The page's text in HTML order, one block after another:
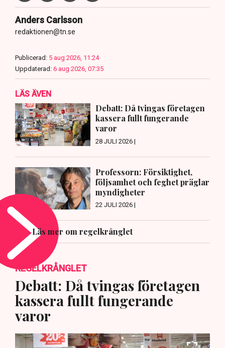
Anders Carlsson
redaktionen@tn.se
Publicerad: 5 aug 2026, 11:24
Uppdaterad: 6 aug 2026, 07:35
LÄS ÄVEN
Debatt: Då tvingas företagen
kassera fullt fungerande
varor
28 JULI 2026 |
Professorn: Försiktighet,
följsamhet och feghet präglar
myndigheter
22 JULI 2026 |
Läs mer om regelkrånglet
REGELKRÅNGLET
Debatt: Då tvingas företagen
kassera fullt fungerande
varor